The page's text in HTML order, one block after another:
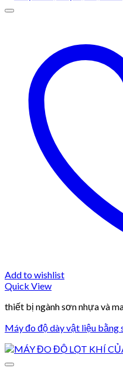
Add to wishlist
Quick View
thiết bị ngành sơn nhựa và
Máy đo độ dày vật liệu bằng